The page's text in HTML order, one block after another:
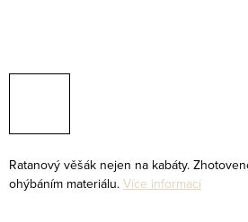
Ratanový věšák nejen na kabáty.
ohýbáním materiálu. Více informací